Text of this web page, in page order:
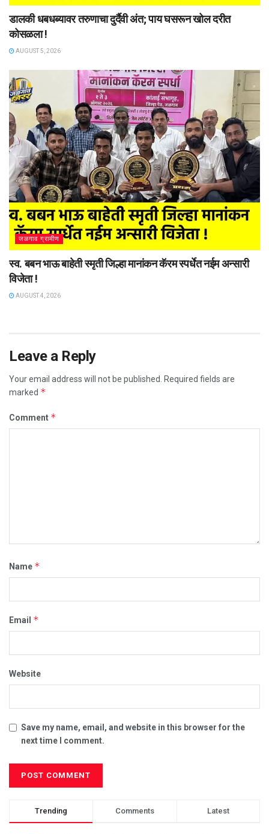
डालकी धबधब्यावर तरुणाचा दुर्दैवी अंत; पाय घसरून खोल दरीत
कोसळला !
AUGUST 5, 2026
जळगाव ग्रामीण
स्व. बबन भाऊ बाहेती स्मृती जिल्हा मानांकन कॅरम स्पर्धेत नईम अन्सारी
विजेता !
AUGUST 4, 2026
Leave a Reply
Your email address will not be published.
Required fields are
marked *
Comment *
Name *
Email *
Website
Save my name, email, and website in this browser for the
next time I comment.
Trending Comments Latest